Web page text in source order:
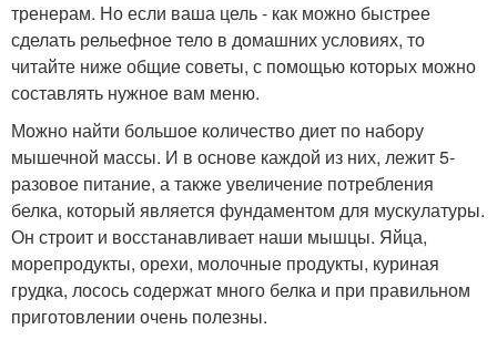
тренерам. Но если ваша цель - как можно быстрее
сделать рельефное тело в домашних условиях, то
читайте ниже общие советы, с помощью которых можно
составлять нужное вам меню.
Можно найти большое количество диет по набору
мышечной массы. И в основе каждой из них, лежит 5-
разовое питание, а также увеличение потребления
белка, который является фундаментом для мускулатуры.
Он строит и восстанавливает наши мышцы. Яйца,
морепродукты, орехи, молочные продукты, куриная
грудка, лосось содержат много белка и при правильном
приготовлении очень полезны.